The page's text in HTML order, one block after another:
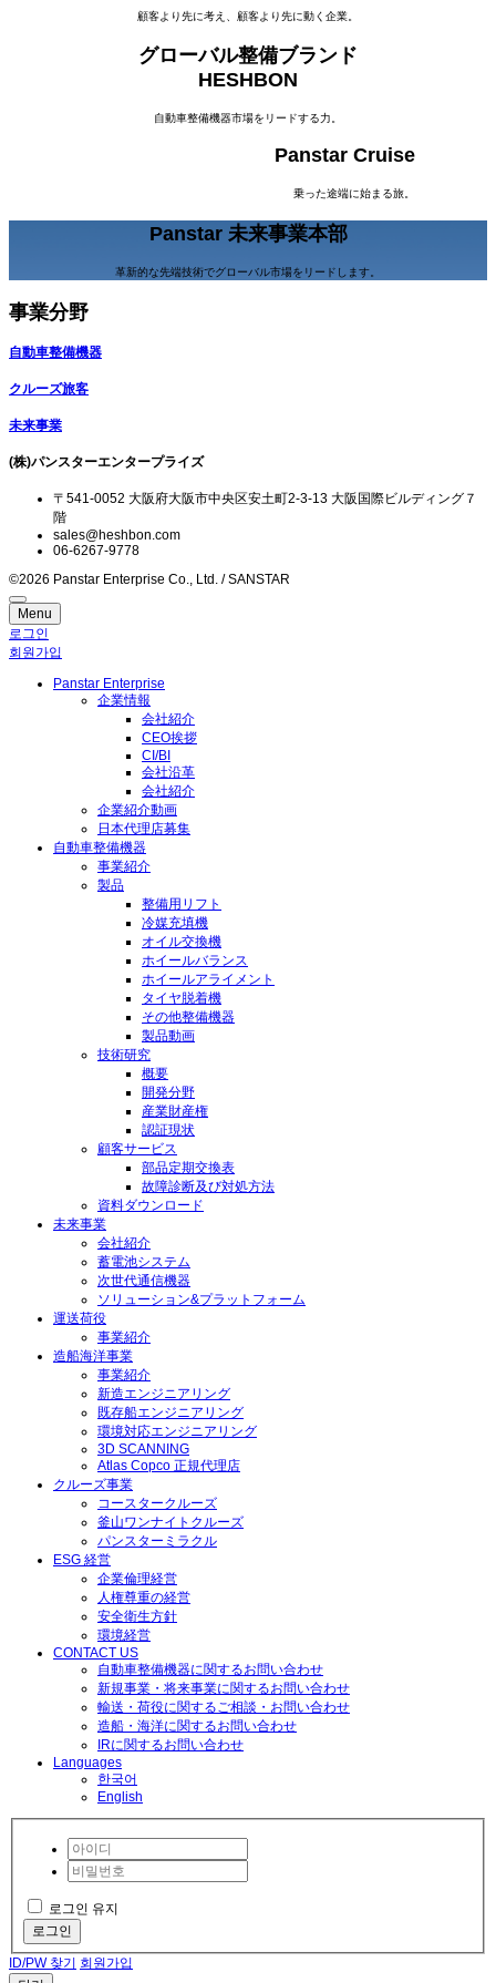
顧客より先に考え、顧客より先に動く企業。
グローバル整備ブランド
HESHBON
自動車整備機器市場をリードする力。
Panstar Cruise
乗った途端に始まる旅。
Panstar 未来事業本部
革新的な先端技術でグローバル市場をリードします。
事業分野
自動車整備機器
クルーズ旅客
未来事業
(株)パンスターエンタープライズ
〒541-0052 大阪府大阪市中央区安土町2-3-13 大阪国際ビルディング７
階
sales@heshbon.com
06-6267-9778
©2026 Panstar Enterprise Co., Ltd. / SANSTAR
Menu
로그인
회원가입
Panstar Enterprise
企業情報
会社紹介
CEO挨拶
CI/BI
会社沿革
会社紹介
企業紹介動画
日本代理店募集
自動車整備機器
事業紹介
製品
整備用リフト
冷媒充填機
オイル交換機
ホイールバランス
ホイールアライメント
タイヤ脱着機
その他整備機器
製品動画
技術研究
概要
開発分野
産業財産権
認証現状
顧客サービス
部品定期交換表
故障診断及び対処方法
資料ダウンロード
未来事業
会社紹介
蓄電池システム
次世代通信機器
ソリューション&プラットフォーム
運送荷役
事業紹介
造船海洋事業
事業紹介
新造エンジニアリング
既存船エンジニアリング
環境対応エンジニアリング
3D SCANNING
Atlas Copco 正規代理店
クルーズ事業
コースタークルーズ
釜山ワンナイトクルーズ
パンスターミラクル
ESG 経営
企業倫理経営
人権尊重の経営
安全衛生方針
環境経営
CONTACT US
自動車整備機器に関するお問い合わせ
新規事業・将来事業に関するお問い合わせ
輸送・荷役に関するご相談・お問い合わせ
造船・海洋に関するお問い合わせ
IRに関するお問い合わせ
Languages
한국어
English
로그인 유지
로그인
ID/PW 찾기
회원가입
ネ
ー
ト
ナ
ー
募
集
し
お
り
ま
す
扱
製
品
カ
シ
ザ
ー
）
ホ
イ
ー
ル
ア
ラ
イ
メ
ン
ト
タ
イ
ヤ
サ
ー
ビ
機
器
自
動
車